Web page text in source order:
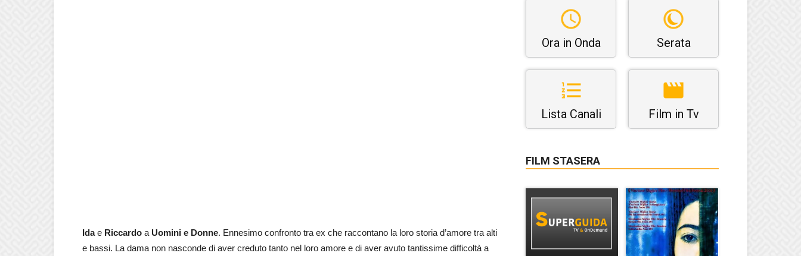
Idae Riccardo a Uomini e Donne. Ennesimo confronto tra ex che raccontano la loro storia d’amore tra alti
e bassi. La dama non nasconde di aver creduto tanto nel loro amore e di aver avuto tantissime difficoltà a
Ora in Onda Serata
Lista Canali Film in Tv
FILM STASERA